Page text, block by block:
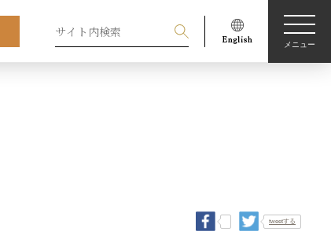
メニュー
tweetする